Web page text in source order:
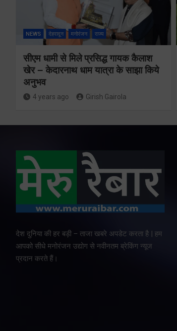
NEWS देहरादून मनोरंजन राज्य
सीएम धामी से मिले प्रसिद्ध गायक कैलाश
खेर – केदारनाथ धाम यात्रा के साझा किये
अनुभव
4 years ago Girish Gairola
देश दुनिया की हर बड़ी – ताजा खबरे अपडेट करता है | हम
आपको सीधे मनोरंजन उद्योग से नवीनतम ब्रेकिंग न्यूज
प्रदान करते हैं।